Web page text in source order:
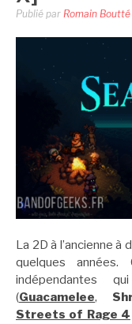
Publié par Romain Boutté
La 2D à l’ancienne
quelques
indépendantes
(Guacamelee,
Streets of Rage 4